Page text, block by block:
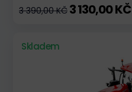
3 390,00 KČ 3 130,00 KČ
Skladem